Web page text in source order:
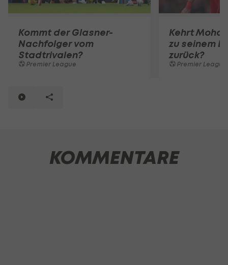
Kommt der Glasner-
Nachfolger vom
Stadtrivalen?
Premier League
Kehrt
zu seinem
zurück?
Premier League
KOMMENTARE